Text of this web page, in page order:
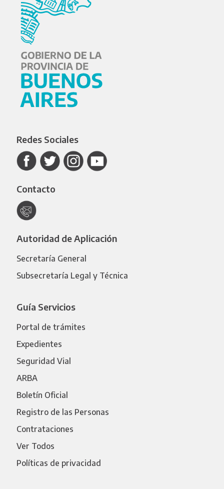
Redes Sociales
Contacto
Autoridad de Aplicación
Secretaría General
Subsecretaría Legal y Técnica
Guía Servicios
Portal de trámites
Expedientes
Seguridad Vial
ARBA
Boletín Oficial
Registro de las Personas
Contrataciones
Ver Todos
Políticas de privacidad